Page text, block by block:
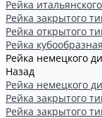
Рейка
Рейка закрытого
Рейка открытого
Рейка кубообразная
Рейка немецкого
Назад
Рейка немецкого
Рейка закрытого
Рейка закрытого